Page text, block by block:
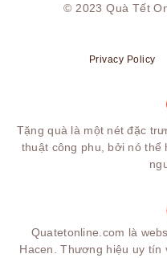
© 2023Quà Tết
Privacy Policy
Tặng quà là một nét đặc
thuật công phu, bởi nó thể
Quatetonline.com là
Hacen. Thương hiệu uy tín